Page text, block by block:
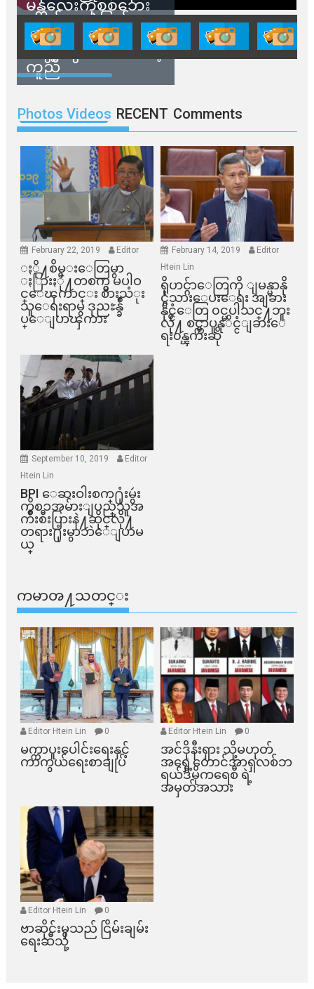
မန္တလေးကိုစစ်ဘေး
ရှောင်နေတဲ့ပြည်သူ
တွေအတွက် ရှမ်းနီ
အဖွဲ့တွေက ထောက်ပံ့
ကူညီ
Photos Videos RECENT Comments
February 22, 2019 Editor
ႏို႔စိမ္းေတြမွာ
ႏြားႏို႔တစက္မွ မပါဝ
င္ေၾကာင္း စားသံုး
သူေရးရာမွ ဒုညႊန္ခ်ဳ
ပ္ေျပာၾကား
February 14, 2019
Editor
Htein Lin
ရိုဟင္ဂ်ာေတြကို ျမန္မာနို
င္ငံသားေပးေရး အျခား
နိုင္ငံေတြ ၀င္မပါသင္႔ဘူး
လို႔ စင္ကာပူနုိင္ငံျခားေ
ရး၀န္ၾကီးဆို
September 10, 2019
Editor
Htein Lin
BPI ​ေဆးဝါးစက္​႐ုံးမွဴး
ကိစၥအမ်ားျပည္​သူအ
က်ိဳးစီးပြားနဲ႔ဆိုင္​လို႔
တရား႐ုံးမွာဘဲေျပာမ
ယ္​
ကမာၻ႔သတင္း
Editor Htein Lin 0
မက္ကာပူးပေါင်းရေးနှင့်
ကာကွယ်ရေးစာချုပ်
Editor Htein Lin 0
အင်ဒိုနီးရှား သို့မဟုတ်
အရှေ့တောင်အာရှလစ်ဘ
ရယ်ဒီမိုကရေစီ ရဲ့
အမှတ်အသား
Editor Htein Lin 0
ဗာဆိုင်းမှသည် ငြိမ်းချမ်း
ရေးဆီသို့